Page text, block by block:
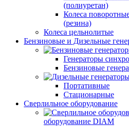
(полиуретан)
Колеса
(резина)
Колеса цельнолитые
Бензиновые и Дизельные
Генераторы
Бензиновые
Портативные
Стационарные
Сверлильное оборудование
оборудование DIAM